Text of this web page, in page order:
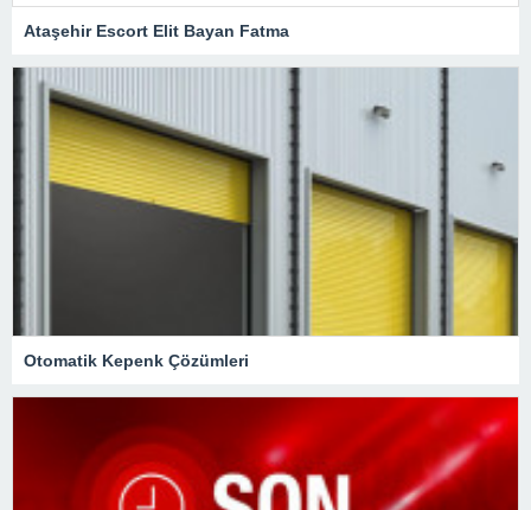
Ataşehir Escort Elit Bayan Fatma
Otomatik Kepenk Çözümleri